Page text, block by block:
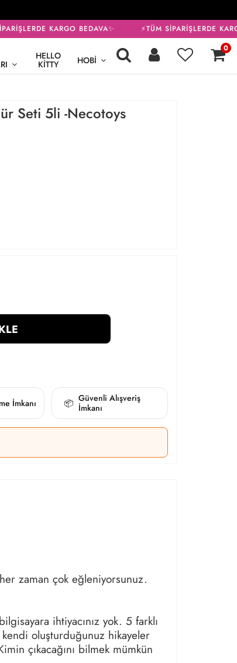
KARGO BEDAVA✨ ⚡TÜM SİPARİŞLERDE
HELLO
KITTY HOBI
0
Seti 5li -Necotoys
İmkanı 📦 Güvenli Alışveriş
İmkanı
zaman çok eğleniyorsunuz.
ihtiyacınız yok. 5 farklı
oluşturduğunuz hikayeler
çıkacağını bilmek mümkün